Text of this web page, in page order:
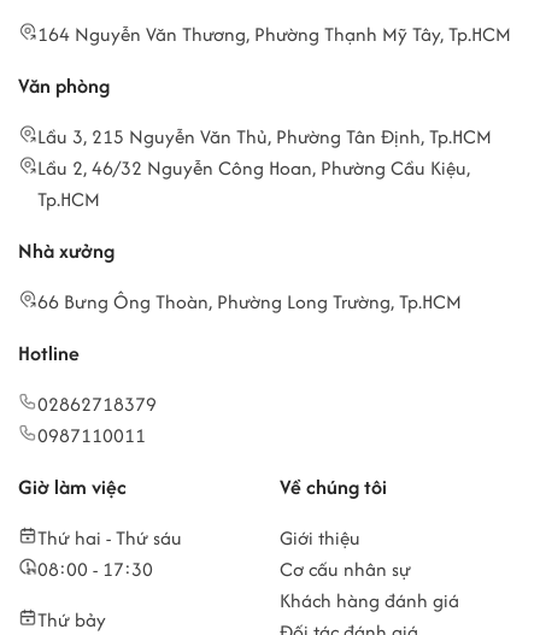
164 Nguyễn Văn Thương, Phường Thạnh Mỹ Tây, Tp.HCM
Văn phòng
Lầu 3, 215 Nguyễn Văn Thủ, Phường Tân Định, Tp.HCM
Lầu 2, 46/32 Nguyễn Công Hoan, Phường Cầu Kiệu,
Tp.HCM
Nhà xưởng
66 Bưng Ông Thoàn, Phường Long Trường, Tp.HCM
Hotline
02862718379
0987110011
Giờ làm việc
Thứ hai - Thứ sáu
08:00 - 17:30
Thứ bảy
Về chúng tôi
Giới thiệu
Cơ cấu nhân sự
Khách hàng đánh giá